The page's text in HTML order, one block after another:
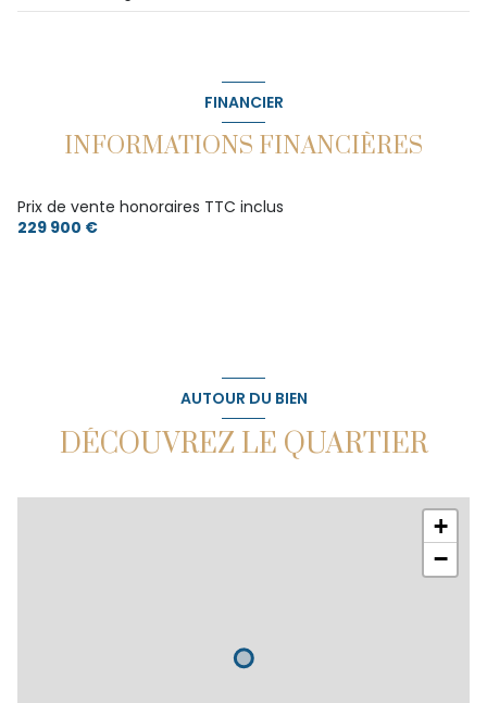
FINANCIER
INFORMATIONS FINANCIÈRES
Prix de vente honoraires TTC inclus
229 900 €
AUTOUR DU BIEN
DÉCOUVREZ LE QUARTIER
+
−